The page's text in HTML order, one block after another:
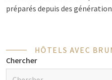
préparés depuis des
Commencez bien
brunch chez Van
HÔTELS AVEC
Chercher